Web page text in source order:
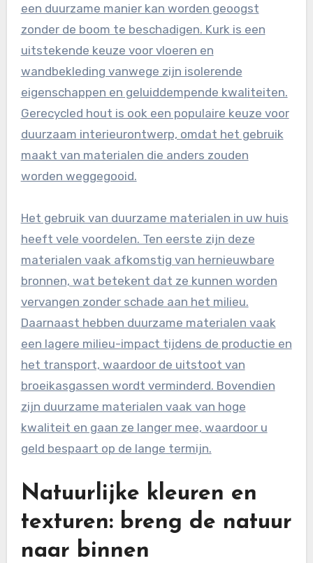
een duurzame manier kan worden geoogst
zonder de boom te beschadigen. Kurk is een
uitstekende keuze voor vloeren en
wandbekleding vanwege zijn isolerende
eigenschappen en geluiddempende kwaliteiten.
Gerecycled hout is ook een populaire keuze voor
duurzaam interieurontwerp, omdat het gebruik
maakt van materialen die anders zouden
worden weggegooid.
Het gebruik van duurzame materialen in uw huis
heeft vele voordelen. Ten eerste zijn deze
materialen vaak afkomstig van hernieuwbare
bronnen, wat betekent dat ze kunnen worden
vervangen zonder schade aan het milieu.
Daarnaast hebben duurzame materialen vaak
een lagere milieu-impact tijdens de productie en
het transport, waardoor de uitstoot van
broeikasgassen wordt verminderd. Bovendien
zijn duurzame materialen vaak van hoge
kwaliteit en gaan ze langer mee, waardoor u
geld bespaart op de lange termijn.
Natuurlijke kleuren en
texturen: breng de natuur
naar binnen